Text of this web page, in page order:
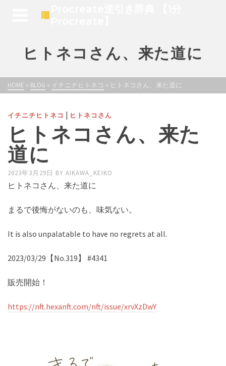
ヒトネコさん、来た道に
HOME » BLOG » イチニチヒトネコ » ヒトネコさん、来た道に
イチニチヒトネコ | ヒトネコさん
ヒトネコさん、来た
道に
2023年3月29日 BY AIKAWA_KEIKO
ヒトネコさん、来た道に
まるで後悔がないのも、味気ない。
It is also unpalatable to have no regrets at all.
2023/03/29【No.319】 #4341
販売開始！
https://nft.hexanft.com/nft/issue/xrvXzDwY